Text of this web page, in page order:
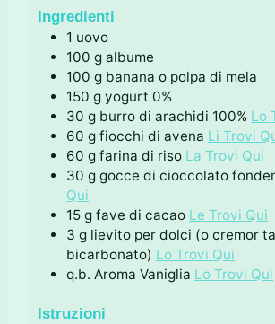
Ingredienti
1 uovo
100 g albume
100 g banana o polpa di mela
150 g yogurt 0%
30 g burro di arachidi 100% Lo
60 g fiocchi di avena Li Trovi
60 g farina di riso La Trovi Qui
30 g gocce di cioccolato
Qui
15 g fave di cacao Le Trovi Qui
3 g lievito per dolci (o cremor
bicarbonato) Lo Trovi Qui
q.b. Aroma Vaniglia Lo Trovi Qui
Istruzioni